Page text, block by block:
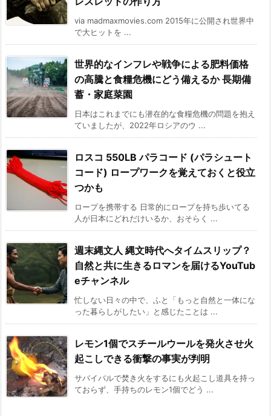
via madmaxmovies.com 2015年に公開され世界中
で大ヒットを ...
世界的なインフレや戦争による肥料価格
の高騰と食糧危機にどう備えるか 長期備
蓄・家庭菜園
日本はこれまでにも潜在的な食糧危機の問題を抱え
ていましたが、2022年ロシアのウ ...
ロスコ 550LB パラコード (パラシュート
コード) ロープワークを覚えておくと役立
つかも
ロープを携帯する 日常的にロープを持ち歩いてる
人が日本にどれだけいるか、おそらく ...
週末縄文人 縄文時代へタイムスリップ？
自然と共に生きるロマンを届けるYouTub
eチャンネル
忙しない日々の中で、ふと「もっと自然と一体にな
った暮らしがしたい」と感じたことは ...
レモン1個でスチールウールを発火させ火
起こしできる衝撃の事実が判明
サバイバルで焚き火をするにも火起こし道具を持っ
ておらず、手持ちのレモン1個でどう ...